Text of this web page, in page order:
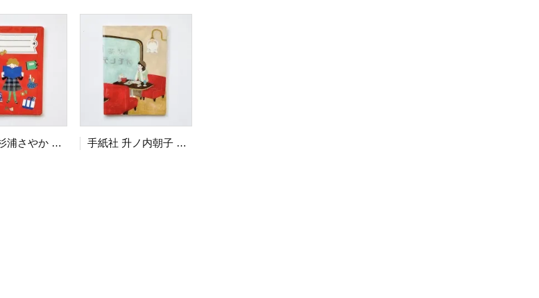
手紙社 杉浦さやか かどまるノート たのしみノート 手紙社 升ノ内朝子 かどまるノート 喫茶オモヒデ